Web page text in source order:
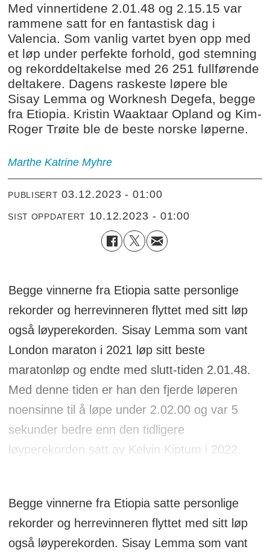
Med vinnertidene 2.01.48 og 2.15.15 var
rammene satt for en fantastisk dag i
Valencia. Som vanlig vartet byen opp med
et løp under perfekte forhold, god stemning
og rekorddeltakelse med 26 251 fullførende
deltakere. Dagens raskeste løpere ble
Sisay Lemma og Worknesh Degefa, begge
fra Etiopia. Kristin Waaktaar Opland og Kim-
Roger Trøite ble de beste norske løperne.
Marthe Katrine Myhre
PUBLISERT 03.12.2023 - 01:00
SIST OPPDATERT 10.12.2023 - 01:00
Begge vinnerne fra Etiopia satte personlige
rekorder og herrevinneren flyttet med sitt løp
også løyperekorden. Sisay Lemma som vant
London maraton i 2021 løp sitt beste
maratonløp og endte med slutt-tiden 2.01.48.
Med denne tiden er han den fjerde løperen
noensinne til å løpe under 2.02.00 og var 5
sekunder bedre enn den tidligere
løyperekorden satt av Kelvin Kiptum i 2022.
Begge vinnerne fra Etiopia satte personlige
rekorder og herrevinneren flyttet med sitt løp
også løyperekorden. Sisay Lemma som vant